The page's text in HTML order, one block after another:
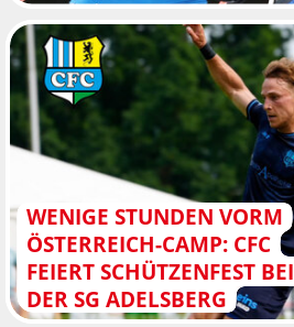
WENIGE STUNDEN VORM
ÖSTERREICH-CAMP: CFC
FEIERT SCHÜTZENFEST BEI
DER SG ADELSBERG